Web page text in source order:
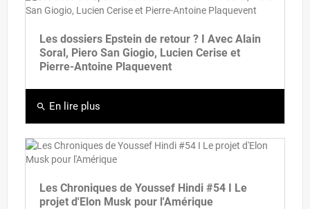
Les dossiers Epstein de retour ? I Avec Alain
Soral, Piero San Giogio, Lucien Cerise et
Pierre-Antoine Plaquevent
search En lire plus
Les Chroniques de Youssef Hindi #54 I Le
projet d'Elon Musk pour l'Amérique